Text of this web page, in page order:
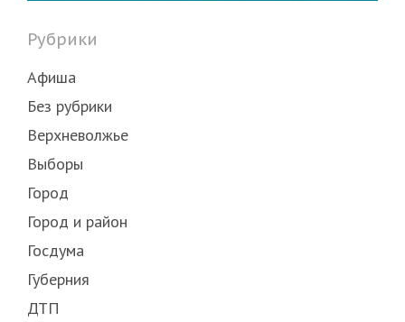
Рубрики
Афиша
Без рубрики
Верхневолжье
Выборы
Город
Город и район
Госдума
Губерния
ДТП